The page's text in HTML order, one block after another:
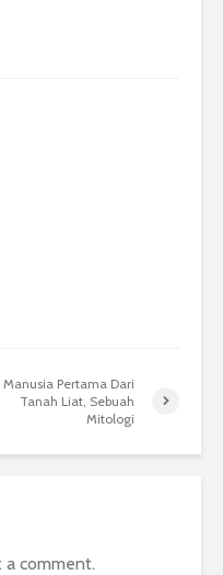
Manusia Pertama Dari
Tanah Liat, Sebuah
Mitologi
comment.